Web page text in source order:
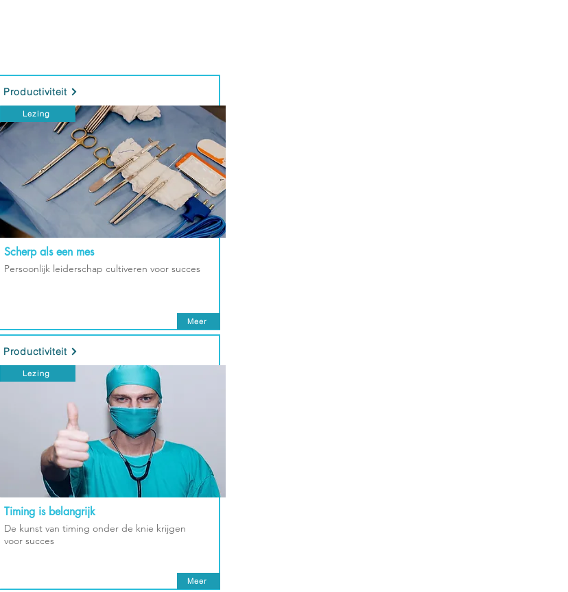
Productiviteit
Lezing
Scherp als een mes
Persoonlijk leiderschap cultiveren voor succes
Meer
Productiviteit
Lezing
Timing is belangrijk
De kunst van timing onder de knie krijgen
voor succes
Meer